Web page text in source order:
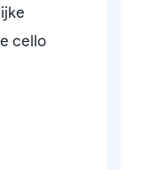
cello